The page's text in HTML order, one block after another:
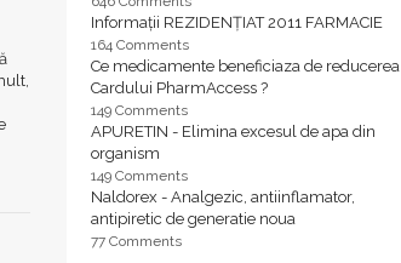
Informații REZIDENȚIAT 2011 FARMACIE
164 Comments
Ce medicamente beneficiaza de reducerea
Cardului PharmAccess ?
149 Comments
APURETIN - Elimina excesul de apa din
organism
149 Comments
Naldorex - Analgezic, antiinflamator,
antipiretic de generatie noua
77 Comments